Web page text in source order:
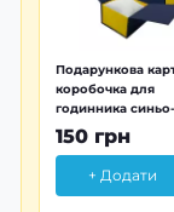
Подарункова
коробочка для
годинника
150 грн
+ Додати